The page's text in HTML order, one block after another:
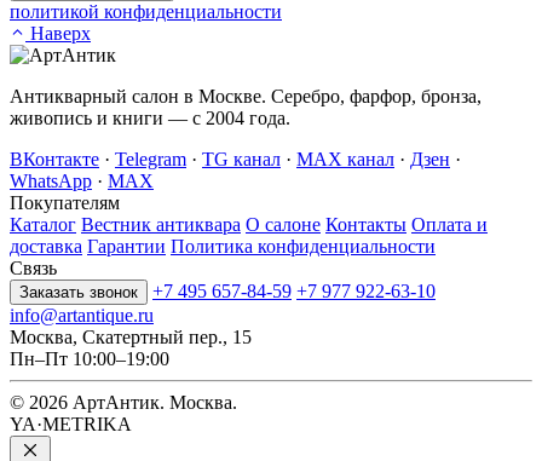
политикой конфиденциальности
Наверх
Антикварный салон в Москве. Серебро, фарфор, бронза,
живопись и книги — с 2004 года.
ВКонтакте · Telegram · TG канал · MAX канал · Дзен ·
WhatsApp · MAX
Покупателям
Каталог Вестник антиквара О салоне Контакты Оплата и
доставка Гарантии Политика конфиденциальности
Связь
Заказать звонок +7 495 657-84-59 +7 977 922-63-10
info@artantique.ru
Москва, Скатертный пер., 15
Пн–Пт 10:00–19:00
© 2026 АртАнтик. Москва.
YA·METRIKA